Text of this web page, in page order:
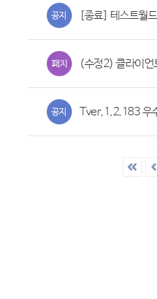
[종료] 테스트월
(수정2) 클라이
Tver.1.2.183 우